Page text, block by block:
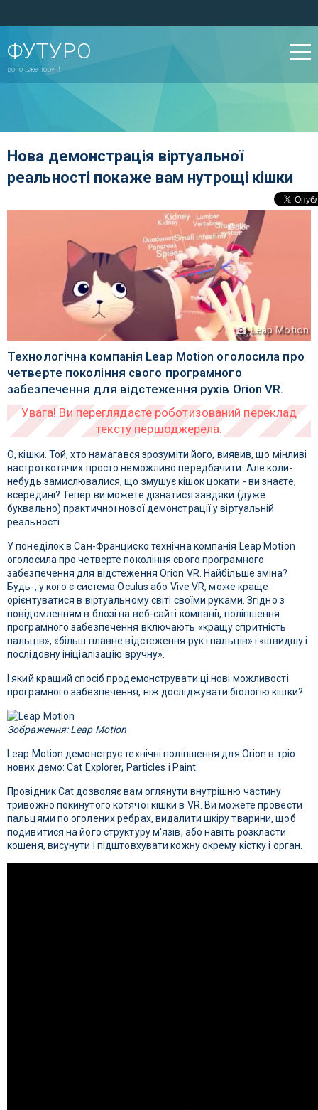
ФУТУРО
воно вже поруч!
Нова демонстрація віртуальної
реальності покаже вам нутрощі кішки
Leap Motion
Технологічна компанія Leap Motion оголосила про
четверте покоління свого програмного
забезпечення для відстеження рухів Orion VR.
О, кішки. Той, хто намагався зрозуміти його, виявив, що мінливі
настрої котячих просто неможливо передбачити. Але коли-
небудь замислювалися, що змушує кішок цокати - ви знаєте,
всередині? Тепер ви можете дізнатися завдяки (дуже
буквально) практичної нової демонстрації у віртуальній
реальності.
У понеділок в Сан-Франциско технічна компанія Leap Motion
оголосила про четверте покоління свого програмного
забезпечення для відстеження Orion VR. Найбільше зміна?
Будь-, у кого є система Oculus або Vive VR, може краще
орієнтуватися в віртуальному світі своїми руками. Згідно з
повідомленням в блозі на веб-сайті компанії, поліпшення
програмного забезпечення включають «кращу спритність
пальців», «більш плавне відстеження рук і пальців» і «швидшу і
послідовну ініціалізацію вручну».
І який кращий спосіб продемонструвати ці нові можливості
програмного забезпечення, ніж досліджувати біологію кішки?
Зображення: Leap Motion
Leap Motion демонструє технічні поліпшення для Orion в тріо
нових демо: Cat Explorer, Particles і Paint.
Провідник Cat дозволяє вам оглянути внутрішню частину
тривожно покинутого котячої кішки в VR. Ви можете провести
пальцями по оголених ребрах, видалити шкіру тварини, щоб
подивитися на його структуру м'язів, або навіть розкласти
кошеня, висунути і підштовхувати кожну окрему кістку і орган.